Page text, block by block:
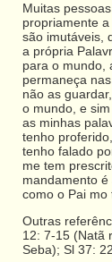
Muitas
propriamente
são imutáveis,
a própria
para o mundo,
permaneça
não as
o mundo, e
as minhas
tenho
tenho falado
me tem
mandamento é
como o Pai mo
Outras
12: 7-15 (Natã
Seba); Sl 37: